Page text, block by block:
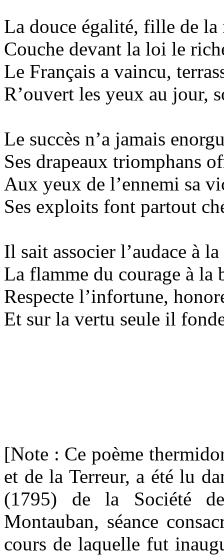
La douce égalité, fille de la
Couche devant la loi le
Le Français a vaincu,
R’ouvert les yeux au jour,
Le succès n’a jamais
Ses drapeaux triomphans
Aux yeux de l’ennemi sa
Ses exploits font partout
Il sait associer l’audace à la
La flamme du courage à la
Respecte l’infortune,
Et sur la vertu seule il
[Note : Ce poème
et de la Terreur, a été lu
(1795) de la Société
Montauban, séance
cours de laquelle fut